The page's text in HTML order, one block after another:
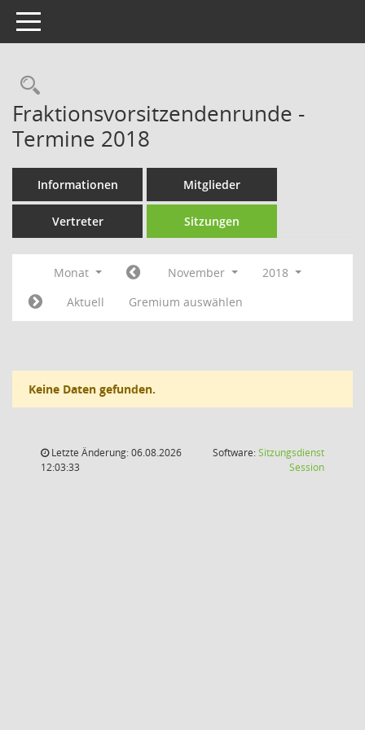
Toggle navigation
Rechercheauswahl
Fraktionsvorsitzendenrunde -
Termine 2018
Informationen Mitglieder
Vertreter Sitzungen
Monat November
2018
Aktuell
Gremium auswählen
Keine Daten gefunden.
Letzte Änderung: 06.08.2026
12:03:33
Software:Sitzungsdienst
Session(Wird in